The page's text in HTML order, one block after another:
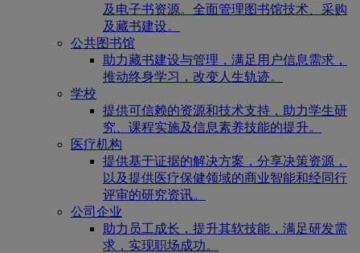
及电子书资源。全面管理图书馆技术、采购
及藏书建设。
公共图书馆
助力藏书建设与管理，满足用户信息需求，
推动终身学习，改变人生轨迹。
学校
提供可信赖的资源和技术支持，助力学生研
究、课程实施及信息素养技能的提升。
医疗机构
提供基于证据的解决方案，分享决策资源，
以及提供医疗保健领域的商业智能和经同行
评审的研究资讯。
公司企业
助力员工成长，提升其软技能，满足研发需
求，实现职场成功。